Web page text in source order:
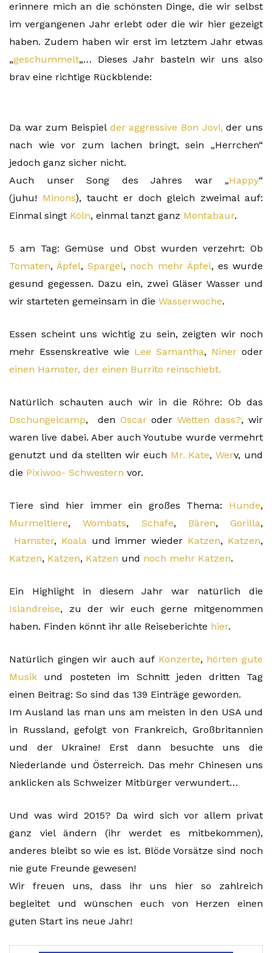
erinnere mich an die schönsten Dinge, die wir selbst
im vergangenen Jahr erlebt oder die wir hier gezeigt
haben. Zudem haben wir erst im letztem Jahr etwas
„geschummelt„… Dieses Jahr basteln wir uns also
brav eine richtige Rückblende:
Da war zum Beispiel der aggressive Bon Jovi, der uns
nach wie vor zum lachen bringt, sein „Herrchen“
jedoch ganz sicher nicht.
Auch unser Song des Jahres war „Happy“
(juhu! Minons), taucht er doch gleich zweimal auf:
Einmal singt Köln, einmal tanzt ganz Montabaur.
5 am Tag: Gemüse und Obst wurden verzehrt: Ob
Tomaten,Äpfel,Spargel, noch mehr Äpfel, es wurde
gesund gegessen. Dazu ein, zwei Gläser Wasser und
wir starteten gemeinsam in die Wasserwoche.
Essen scheint uns wichtig zu sein, zeigten wir noch
mehr Essenskreative wie Lee Samantha, Niner oder
einen Hamster, der einen Burrito reinschiebt.
Natürlich schauten auch wir in die Röhre: Ob das
Dschungelcamp, den OscaroderWetten dass?, wir
waren live dabei. Aber auch Youtube wurde vermehrt
genutzt und da stellten wir euch Mr. Kate,Werv, und
die Pixiwoo- Schwestern vor.
Tiere sind hier immer ein großes Thema: Hunde,
Murmeltiere,Wombats, Schafe, Bären, Gorilla,
Hamster, Koalaund immer wieder Katzen, Katzen,
Katzen, Katzen, Katzen und noch mehr Katzen.
Ein Highlight in diesem Jahr war natürlich die
Islandreise, zu der wir euch gerne mitgenommen
haben. Finden könnt ihr alle Reiseberichte hier.
Natürlich gingen wir auch auf Konzerte, hörten gute
Musik und posteten im Schnitt jeden dritten Tag
einen Beitrag: So sind das 139 Einträge geworden.
Im Ausland las man uns am meisten in den USA und
in Russland, gefolgt von Frankreich, Großbritannien
und der Ukraine! Erst dann besuchte uns die
Niederlande und Österreich. Das mehr Chinesen uns
anklicken als Schweizer Mitbürger verwundert…
Und was wird 2015? Da wird sich vor allem privat
ganz viel ändern (ihr werdet es mitbekommen),
anderes bleibt so wie es ist. Blöde Vorsätze sind noch
nie gute Freunde gewesen!
Wir freuen uns, dass ihr uns hier so zahlreich
begleitet und wünschen euch von Herzen einen
guten Start ins neue Jahr!